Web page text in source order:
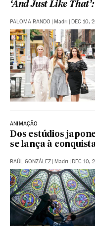
‘And Just Like
PALOMA RANDO Madri DEC 10,
ANIMAÇÃO
Dos estúdios
se lança à
RAÚL GONZÁLEZ Madri DEC 10,